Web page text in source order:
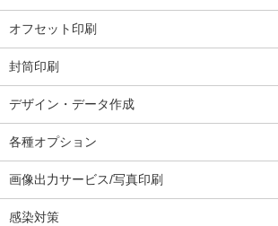
オフセット印刷
封筒印刷
デザイン・データ作成
各種オプション
画像出力サービス/写真印刷
感染対策